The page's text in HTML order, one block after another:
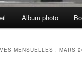
Album photo
MENSUELLES : MARS